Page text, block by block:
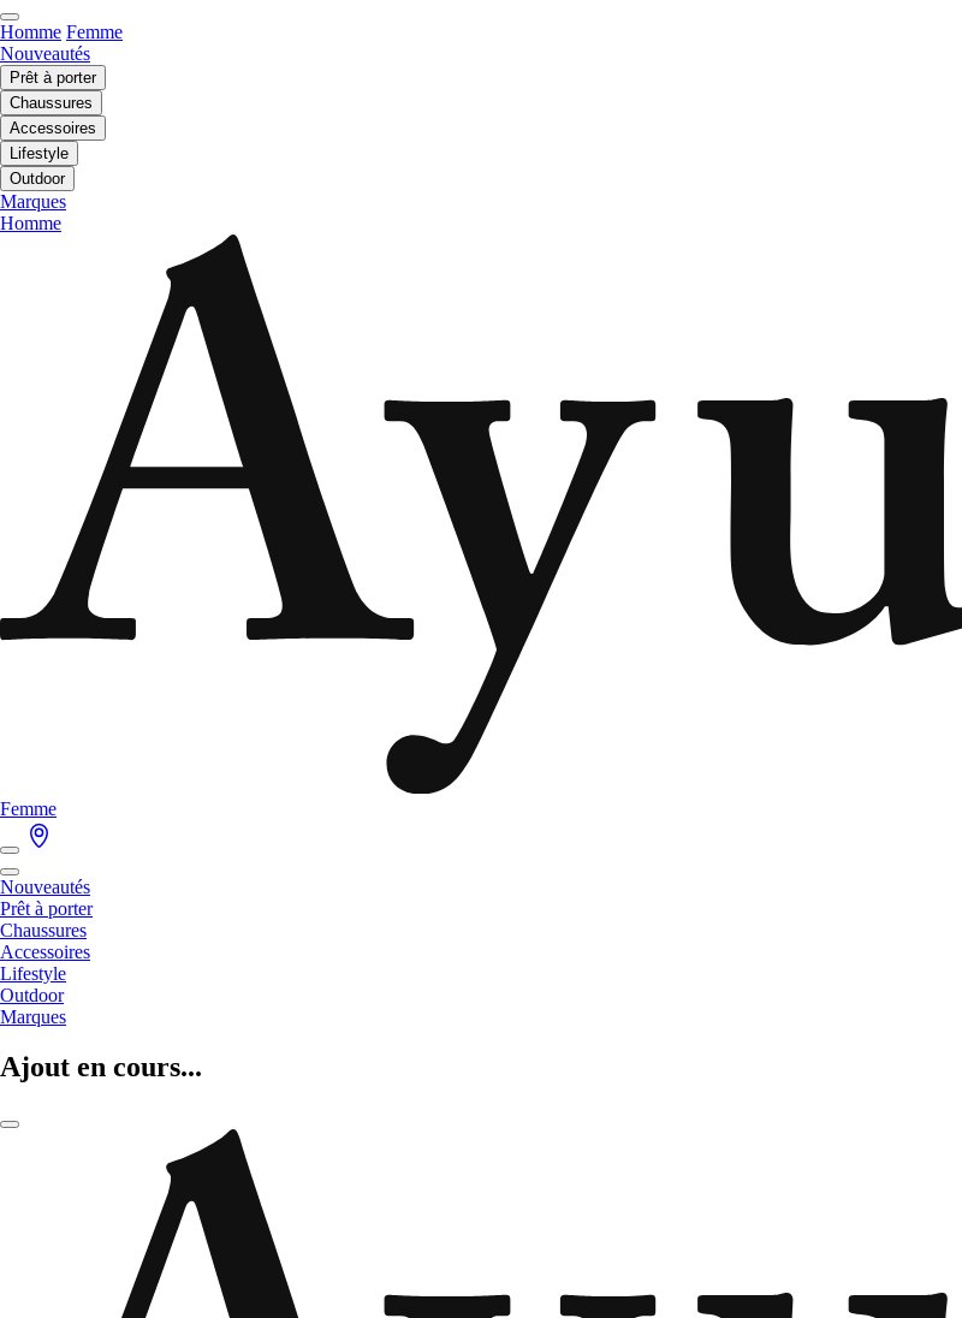
Homme Femme
Nouveautés
Prêt à porter
Chaussures
Accessoires
Lifestyle
Outdoor
Marques
Homme
Femme
Nouveautés
Prêt à porter
Chaussures
Accessoires
Lifestyle
Outdoor
Marques
Ajout en cours...